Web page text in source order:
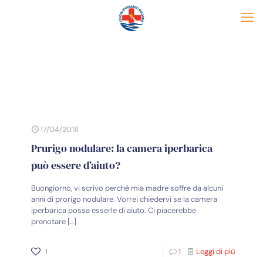
17/04/2018
Prurigo nodulare: la camera iperbarica
può essere d’aiuto?
Buongiorno, vi scrivo perchè mia madre soffre da alcuni
anni di prorigo nodulare. Vorrei chiedervi se la camera
iperbarica possa esserle di aiuto. Ci piacerebbe
prenotare […]
1 1 Leggi di più